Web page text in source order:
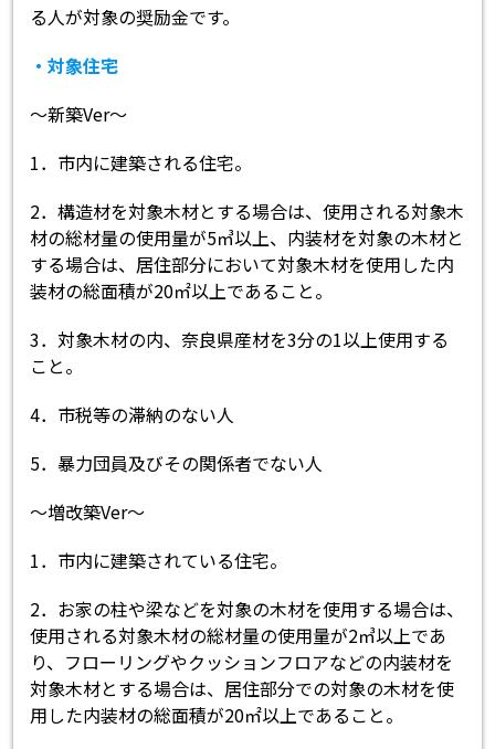
る人が対象の奨励金です。
・対象住宅
～新築Ver～
1．市内に建築される住宅。
2．構造材を対象木材とする場合は、使用される対象木
材の総材量の使用量が5㎥以上、内装材を対象の木材と
する場合は、居住部分において対象木材を使用した内
装材の総面積が20㎡以上であること。
3．対象木材の内、奈良県産材を3分の1以上使用する
こと。
4．市税等の滞納のない人
5．暴力団員及びその関係者でない人
～増改築Ver～
1．市内に建築されている住宅。
2．お家の柱や梁などを対象の木材を使用する場合は、
使用される対象木材の総材量の使用量が2㎥以上であ
り、フローリングやクッションフロアなどの内装材を
対象木材とする場合は、居住部分での対象の木材を使
用した内装材の総面積が20㎡以上であること。